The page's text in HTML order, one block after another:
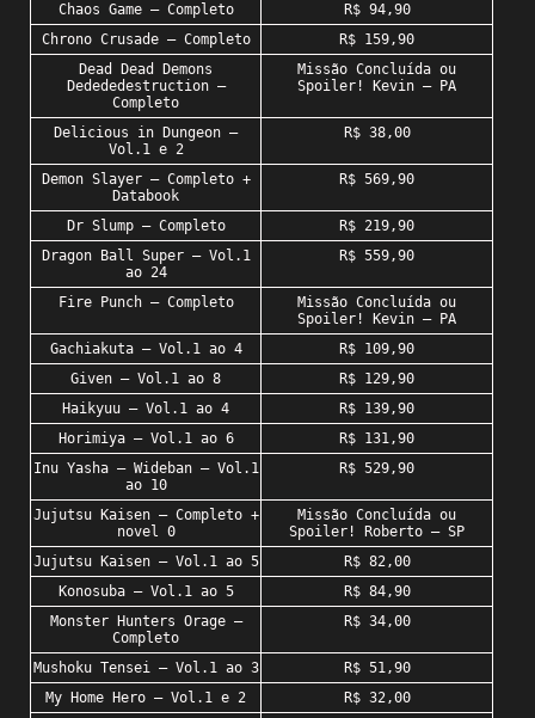
Chaos Game – Completo
R$ 94,90
Chrono Crusade – Completo
R$ 159,90
Dead Dead Demons
Dedededestruction –
Completo
Missão Concluída ou
Spoiler! Kevin – PA
Delicious in Dungeon –
Vol.1 e 2
R$ 38,00
Demon Slayer – Completo +
Databook
R$ 569,90
Dr Slump – Completo
R$ 219,90
Dragon Ball Super – Vol.1
ao 24
R$ 559,90
Fire Punch – Completo
Missão Concluída ou
Spoiler! Kevin – PA
Gachiakuta – Vol.1 ao 4
R$ 109,90
Given – Vol.1 ao 8
R$ 129,90
Haikyuu – Vol.1 ao 4
R$ 139,90
Horimiya – Vol.1 ao 6
R$ 131,90
Inu Yasha – Wideban – Vol.1
ao 10
R$ 529,90
Jujutsu Kaisen – Completo +
novel 0
Missão Concluída ou
Spoiler! Roberto – SP
Jujutsu Kaisen – Vol.1 ao 5
R$ 82,00
Konosuba – Vol.1 ao 5
R$ 84,90
Monster Hunters Orage –
Completo
R$ 34,00
Mushoku Tensei – Vol.1 ao 3
R$ 51,90
My Home Hero – Vol.1 e 2
R$ 32,00